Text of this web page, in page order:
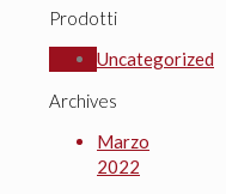
Prodotti
Uncategorized
Archives
Marzo
2022